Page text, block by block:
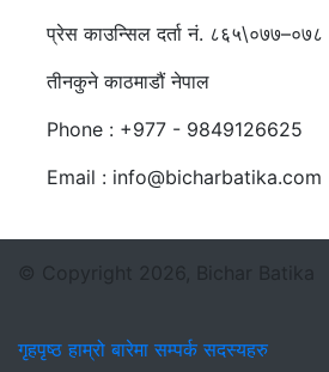
प्रेस काउन्सिल दर्ता नं. ८६५\०७७–०७८
तीनकुने काठमाडौं नेपाल
Phone : +977 - 9849126625
Email : info@bicharbatika.com
© Copyright 2026, Bichar Batika
गृहपृष्ठ हाम्रो बारेमा सम्पर्क सदस्यहरु